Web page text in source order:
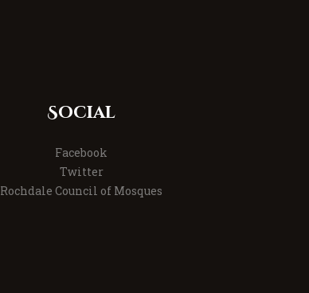
Social
Facebook
Twitter
Rochdale Council of Mosques